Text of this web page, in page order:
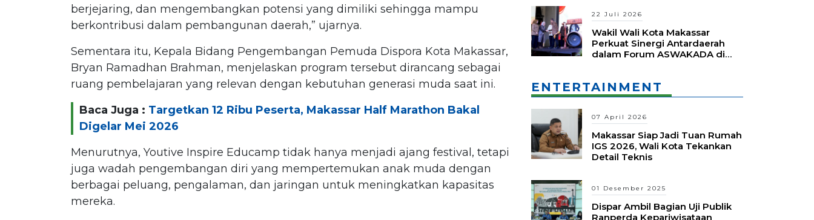
berjejaring, dan mengembangkan potensi yang dimiliki sehingga mampu
berkontribusi dalam pembangunan daerah,” ujarnya.
Sementara itu, Kepala Bidang Pengembangan Pemuda Dispora Kota Makassar,
Bryan Ramadhan Brahman, menjelaskan program tersebut dirancang sebagai
ruang pembelajaran yang relevan dengan kebutuhan generasi muda saat ini.
Baca Juga : Targetkan 12 Ribu Peserta, Makassar Half Marathon Bakal
Digelar Mei 2026
Menurutnya, Youtive Inspire Educamp tidak hanya menjadi ajang festival, tetapi
juga wadah pengembangan diri yang mempertemukan anak muda dengan
berbagai peluang, pengalaman, dan jaringan untuk meningkatkan kapasitas
mereka.
22 Juli 2026
Wakil Wali Kota Makassar
Perkuat Sinergi Antardaerah
dalam Forum ASWAKADA di
ENTERTAINMENT
07 April 2026
Makassar Siap Jadi Tuan Rumah
IGS 2026, Wali Kota Tekankan
Detail Teknis
01 Desember 2025
Dispar Ambil Bagian Uji Publik
Ranperda Kepariwisataan